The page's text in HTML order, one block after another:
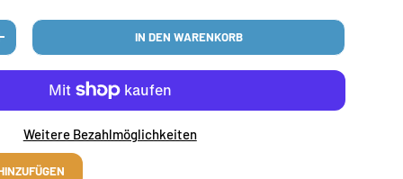
ERHÖHEN IN DEN WARENKORB
Weitere Bezahlmöglichkeiten